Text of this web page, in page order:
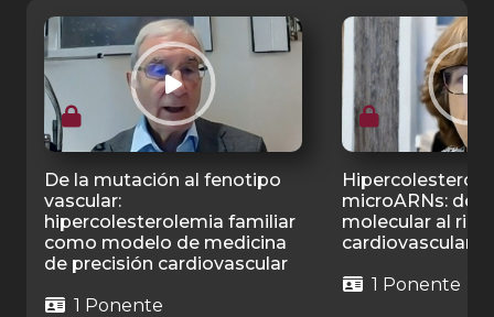
De la mutación al fenotipo
vascular:
hipercolesterolemia familiar
como modelo de medicina
de precisión cardiovascular
1 Ponente
microARNs: del
molecular al
cardiovascular
1 Ponente